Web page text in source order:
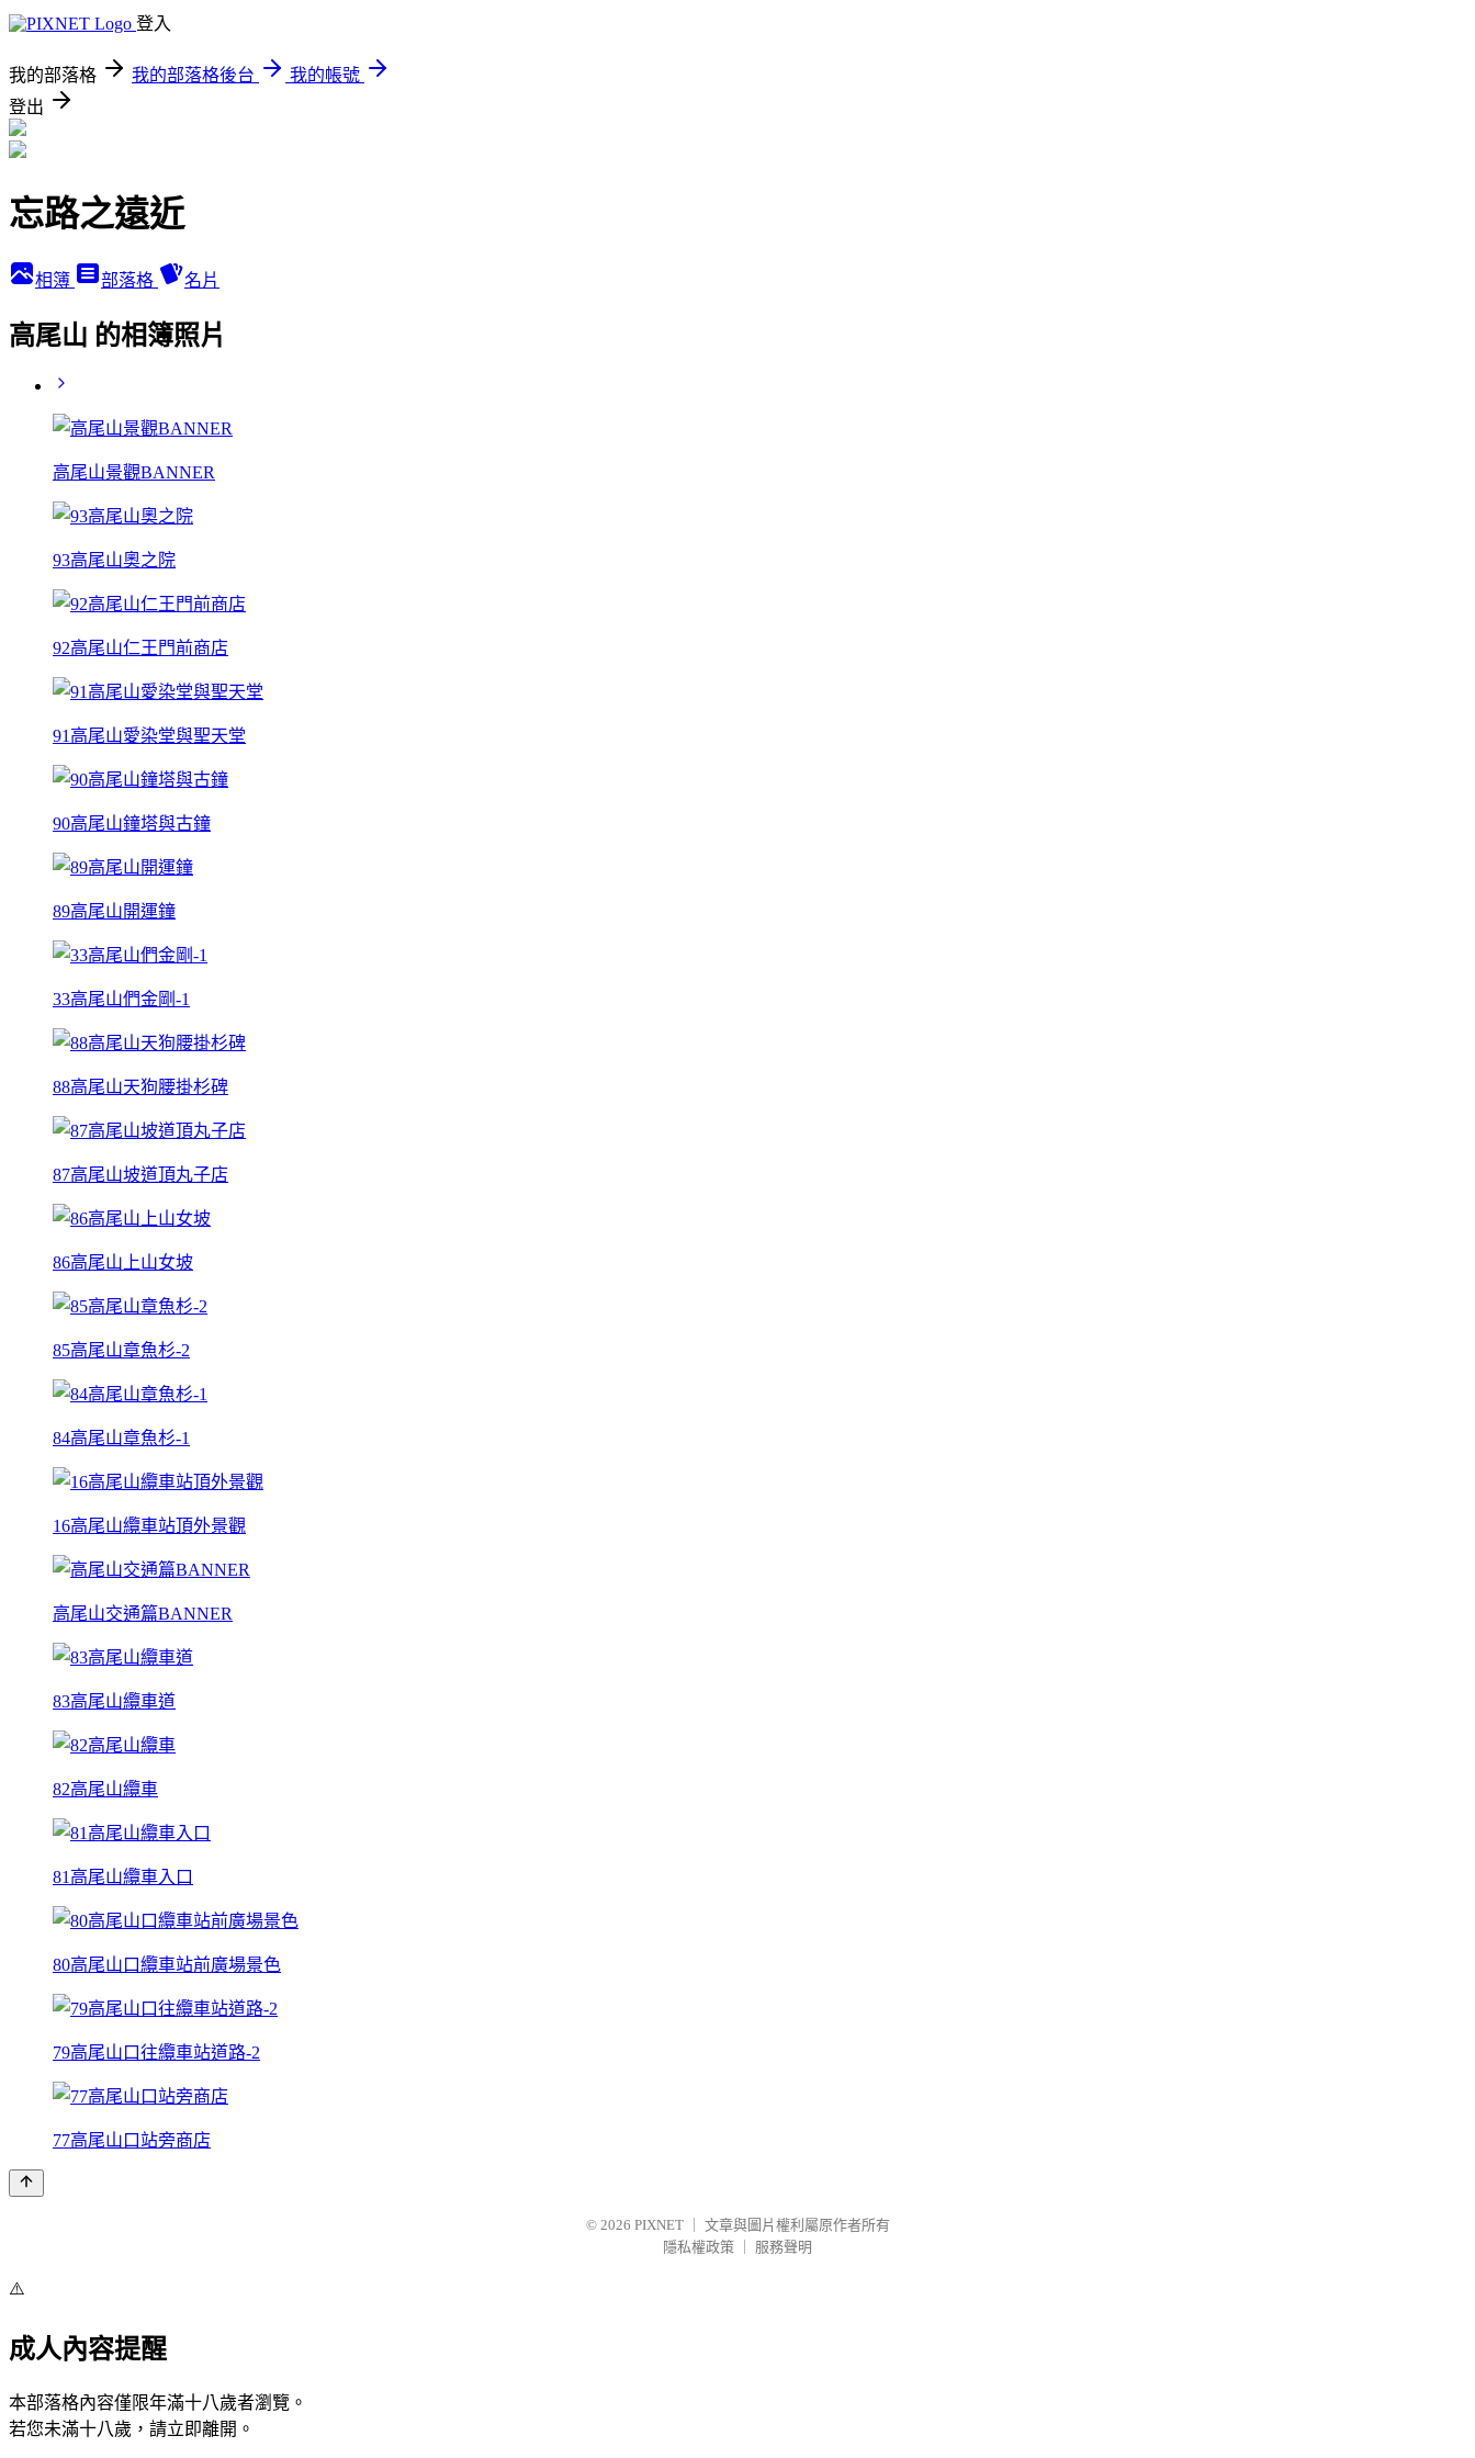
登入
我的部落格 我的部落格後台
我的帳號
登出
忘路之遠近
相簿 部落格 名片
高尾山 的相簿照片
高尾山景觀BANNER
93高尾山奧之院
92高尾山仁王門前商店
91高尾山愛染堂與聖天堂
90高尾山鐘塔與古鐘
89高尾山開運鐘
33高尾山們金剛-1
88高尾山天狗腰掛杉碑
87高尾山坡道頂丸子店
86高尾山上山女坡
85高尾山章魚杉-2
84高尾山章魚杉-1
16高尾山纜車站頂外景觀
高尾山交通篇BANNER
83高尾山纜車道
82高尾山纜車
81高尾山纜車入口
80高尾山口纜車站前廣場景色
79高尾山口往纜車站道路-2
77高尾山口站旁商店
© 2026 PIXNET
文章與圖片權利屬原作者所有
隱私權政策
服務聲明
⚠️
成人內容提醒
本部落格內容僅限年滿十八歲者瀏覽。
若您未滿十八歲，請立即離開。